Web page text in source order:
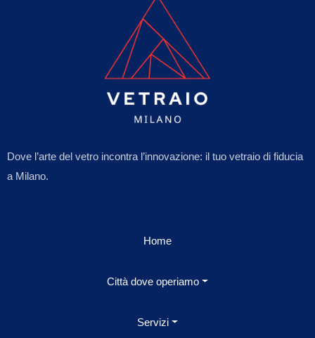
Dove l’arte del vetro incontra l’innovazione: il tuo vetraio di fiducia
a Milano.
Home
Città dove operiamo
Servizi